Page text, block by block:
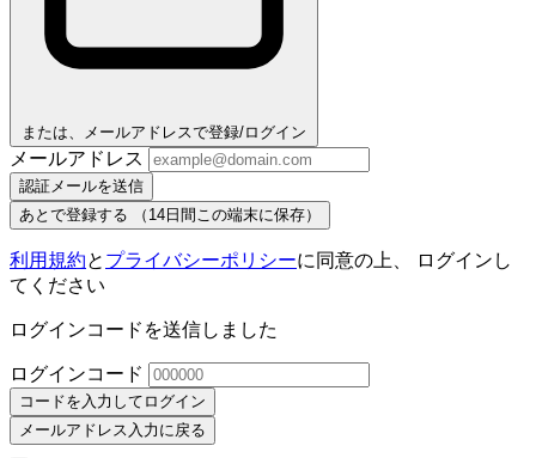
または、メールアドレスで登録/ログイン
メールアドレス
認証メールを送信
あとで登録する
（14日間この端末に保存）
利用規約と プライバシーポリシーに同意の上、 ログインし
てください
ログインコードを送信しました
ログインコード
コードを入力してログイン
メールアドレス入力に戻る